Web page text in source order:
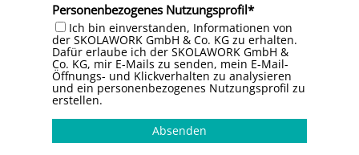
Personenbezogenes Nutzungsprofil
Ich bin einverstanden, Informationen von
der SKOLAWORK GmbH & Co. KG zu erhalten.
Dafür erlaube ich der SKOLAWORK GmbH &
Co. KG, mir E-Mails zu senden, mein E-Mail-
Öffnungs- und Klickverhalten zu analysieren
und ein personenbezogenes Nutzungsprofil zu
erstellen.
Absenden